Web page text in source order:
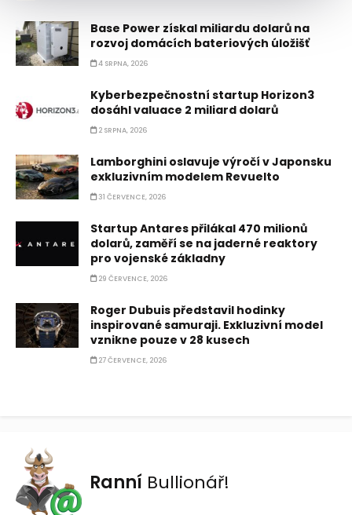
Base Power získal miliardu dolarů na
rozvoj domácích bateriových úložišť
4 SRPNA, 2026
Kyberbezpečnostní startup Horizon3
dosáhl valuace 2 miliard dolarů
2 SRPNA, 2026
Lamborghini oslavuje výročí v Japonsku
exkluzivním modelem Revuelto
31 ČERVENCE, 2026
Startup Antares přilákal 470 milionů
dolarů, zaměří se na jaderné reaktory
pro vojenské základny
29 ČERVENCE, 2026
Roger Dubuis představil hodinky
inspirované samuraji. Exkluzivní model
vznikne pouze v 28 kusech
27 ČERVENCE, 2026
Ranní Bullionář!